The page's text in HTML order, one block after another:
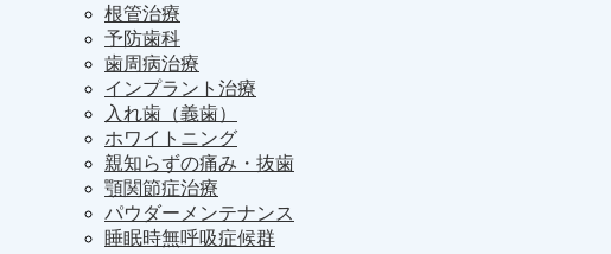
根管治療
予防歯科
歯周病治療
インプラント治療
入れ歯（義歯）
ホワイトニング
親知らずの痛み・抜歯
顎関節症治療
パウダーメンテナンス
睡眠時無呼吸症候群